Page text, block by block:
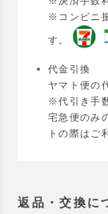
※コンビニ
す。
代金引換
ヤマト便の
※代引き手
宅急便のみ
トの際はご
返品・交換に